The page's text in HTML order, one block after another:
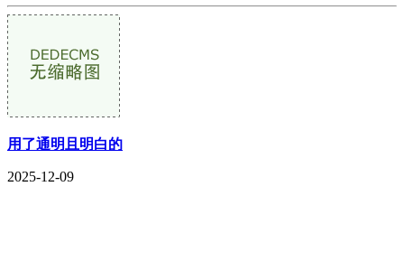
用了通明且明白的
2025-12-09